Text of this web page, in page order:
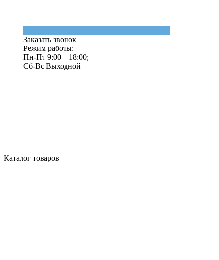
Заказать звонок
Режим работы:
Пн-Пт 9:00—18:00;
Сб-Вс Выходной
Каталог товаров